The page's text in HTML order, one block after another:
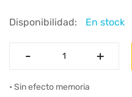
Disponibilidad: En stock
- +
- +
• Sin efecto memoria